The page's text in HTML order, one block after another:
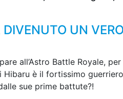
UN VERO
all’Astro Battle Royale, per
Hibaru è il fortissimo
sue prime battute?!